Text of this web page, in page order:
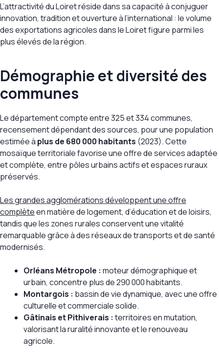
L’attractivité du Loiret réside dans sa capacité à conjuguer
innovation, tradition et ouverture à l’international : le volume
des exportations agricoles dans le Loiret figure parmi les
plus élevés de la région.
Démographie et diversité des
communes
Le département compte entre 325 et 334 communes,
recensement dépendant des sources, pour une population
estimée à plus de 680 000 habitants (2023). Cette
mosaïque territoriale favorise une offre de services adaptée
et complète, entre pôles urbains actifs et espaces ruraux
préservés.
Les grandes agglomérations développent une offre
complèteen matière de logement, d’éducation et de loisirs,
tandis que les zones rurales conservent une vitalité
remarquable grâce à des réseaux de transports et de santé
modernisés.
Orléans Métropole : moteur démographique et
urbain, concentre plus de 290 000 habitants.
Montargois : bassin de vie dynamique, avec une offre
culturelle et commerciale solide.
Gâtinais et Pithiverais : territoires en mutation,
valorisant la ruralité innovante et le renouveau
agricole.